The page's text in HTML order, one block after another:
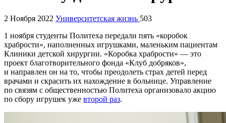
2 Ноября 2022 Университетская жизнь 503
1 ноября студенты Политеха передали пять «коробок
храбрости», наполненных игрушками, маленьким пациентам
Клиники детской хирургии. «Коробка храбрости» — это
проект благотворительного фонда «Клуб добряков»,
и направлен он на то, чтобы преодолеть страх детей перед
врачами и скрасить их нахождение в больнице. Управление
по связям с общественностью Политеха организовало акцию
по сбору игрушек уже второй раз.